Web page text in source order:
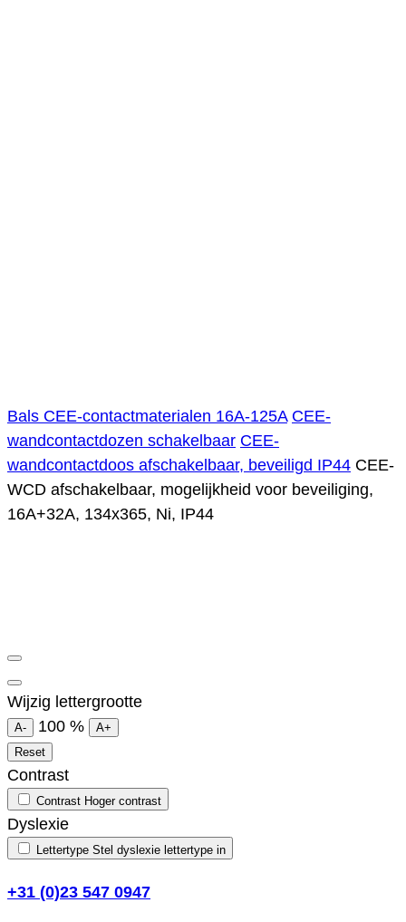
Bals CEE-contactmaterialen 16A-125A CEE-
wandcontactdozen schakelbaar CEE-
wandcontactdoos afschakelbaar, beveiligd IP44 CEE-
WCD afschakelbaar, mogelijkheid voor beveiliging,
16A+32A, 134x365, Ni, IP44
Wijzig lettergrootte
A- 100 %
A+
Reset
Contrast
Contrast Hoger contrast
Dyslexie
Lettertype Stel dyslexie lettertype in
+31 (0)23 547 0947